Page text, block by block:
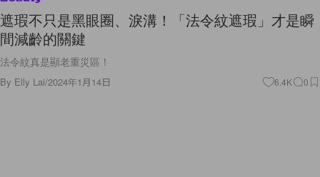
遮瑕不只是黑眼圈、淚溝！「法令紋遮瑕」才是瞬
間減齡的關鍵
法令紋真是顯老重災區！
By Elly Lai/2024年1月14日 6.4K 0